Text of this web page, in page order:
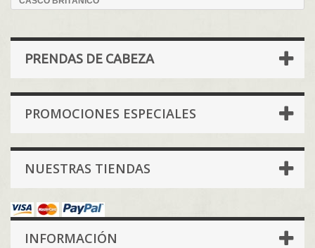
PRENDAS DE CABEZA
PROMOCIONES ESPECIALES
NUESTRAS TIENDAS
INFORMACIÓN